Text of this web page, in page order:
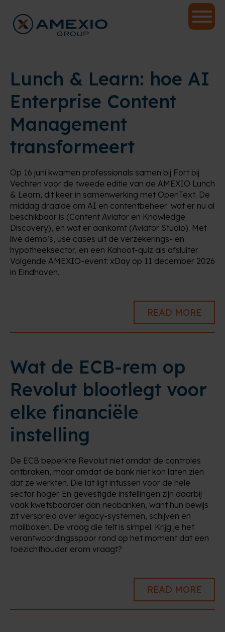
Lunch & Learn: hoe AI
Enterprise Content
Management
transformeert
Op 16 juni kwamen professionals samen bij Fort bij
Vechten voor de tweede editie van de AMEXIO Lunch
& Learn, dit keer in samenwerking met OpenText. De
middag draaide om AI en contentbeheer: wat er nu al
beschikbaar is (Content Aviator en Knowledge
Discovery), en wat er aankomt (Aviator Studio). Met
live demo’s, use cases uit de verzekerings- en
hypotheeksector, en een Kahoot-quiz als afsluiter.
Volgende AMEXIO-event: xDay op 11 december 2026
in Eindhoven.
READ MORE
Wat de ECB-rem op
Revolut blootlegt voor
elke financiële
instelling
De ECB beperkte Revolut niet omdat de controles
ontbraken, maar omdat de bank niet kon laten zien
dat ze werkten. Die lat ligt intussen voor de hele
sector hoger. En gevestigde instellingen zijn daarbij
vaak kwetsbaarder dan neobanken, want hun bewijs
zit verspreid over legacy-systemen, schijven en
mailboxen. De vraag die telt is simpel. Krijg je het
verantwoordingsspoor rond op het moment dat een
toezichthouder erom vraagt?
READ MORE